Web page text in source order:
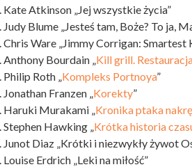
Kate Atkinson „Jej wszystkie życia”
Judy Blume „Jesteś tam, Boże? To ja,
Chris Ware „Jimmy Corrigan: Smartest
Anthony Bourdain „Kill grill.
Philip Roth „Kompleks Portnoya”
Jonathan Franzen „Korekty”
Haruki Murakami „Kronika ptaka
Stephen Hawking „Krótka historia
Junot Diaz „Krótki i niezwykły żywot
Louise Erdrich „Leki na miłość”